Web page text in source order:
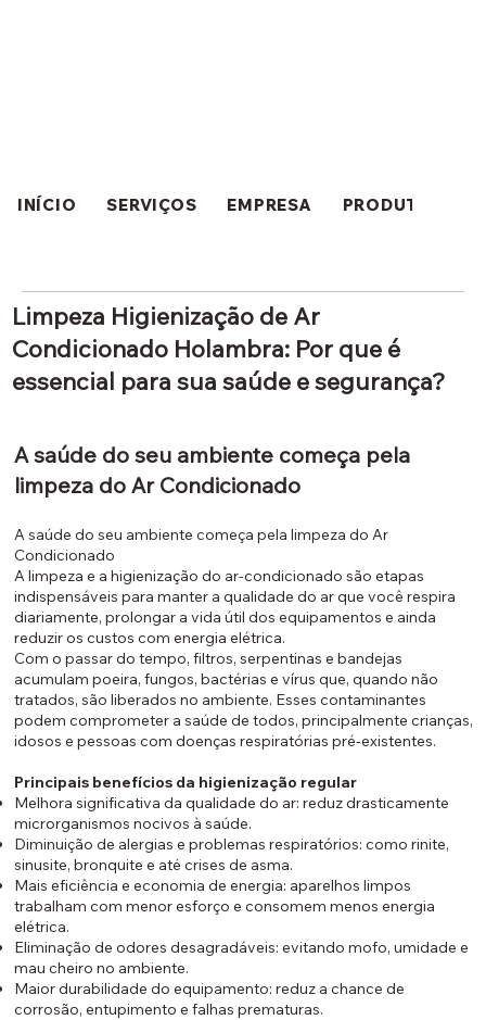
INÍCIO SERVIÇOS EMPRESA PRODUTOS
Limpeza Higienização de Ar
Condicionado Holambra: Por que é
essencial para sua saúde e segurança?
A saúde do seu ambiente começa pela
limpeza do Ar Condicionado
A saúde do seu ambiente começa pela limpeza do Ar
Condicionado
A limpeza e a higienização do ar-condicionado são etapas
indispensáveis para manter a qualidade do ar que você respira
diariamente, prolongar a vida útil dos equipamentos e ainda
reduzir os custos com energia elétrica.
Com o passar do tempo, filtros, serpentinas e bandejas
acumulam poeira, fungos, bactérias e vírus que, quando não
tratados, são liberados no ambiente. Esses contaminantes
podem comprometer a saúde de todos, principalmente crianças,
idosos e pessoas com doenças respiratórias pré-existentes.
Principais benefícios da higienização regular
Melhora significativa da qualidade do ar: reduz drasticamente
microrganismos nocivos à saúde.
Diminuição de alergias e problemas respiratórios: como rinite,
sinusite, bronquite e até crises de asma.
Mais eficiência e economia de energia: aparelhos limpos
trabalham com menor esforço e consomem menos energia
elétrica.
Eliminação de odores desagradáveis: evitando mofo, umidade e
mau cheiro no ambiente.
Maior durabilidade do equipamento: reduz a chance de
corrosão, entupimento e falhas prematuras.